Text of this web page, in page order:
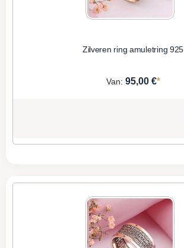
Zilveren ring amuletring 925
Van: 95,00 €*